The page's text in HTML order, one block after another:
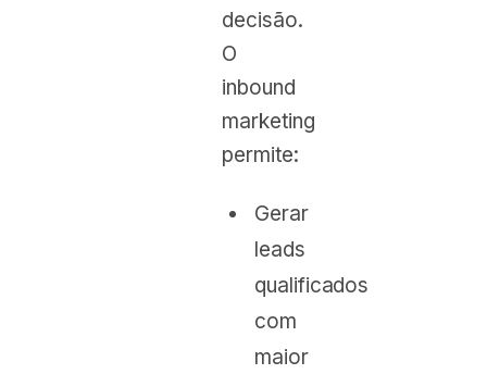
decisão.
O
inbound
marketing
permite:
Gerar
leads
qualificados
com
maior